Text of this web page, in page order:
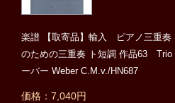
楽譜 【取寄品】輸入 ピアノ三重
のための三重奏 ト短調 作品63 Trio
ーバー Weber C.M.v./HN687
価格：7,040円